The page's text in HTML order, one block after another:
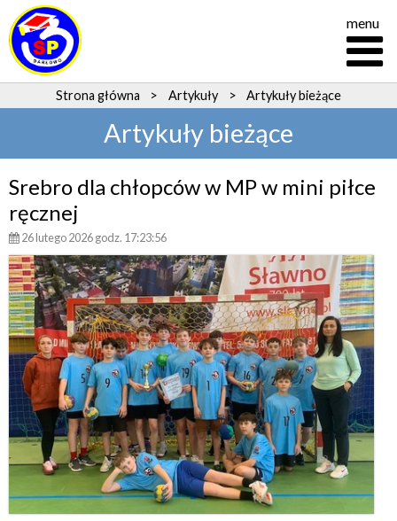
menu
Strona główna > Artykuły > Artykuły bieżące
Artykuły bieżące
Srebro dla chłopców w MP w mini piłce
ręcznej
26 lutego 2026 godz. 17:23:56